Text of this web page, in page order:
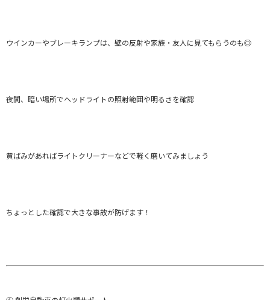
ウインカーやブレーキランプは、壁の反射や家族・友人に見てもらうのも◎
夜間、暗い場所でヘッドライトの照射範囲や明るさを確認
黄ばみがあればライトクリーナーなどで軽く磨いてみましょう
ちょっとした確認で大きな事故が防げます！